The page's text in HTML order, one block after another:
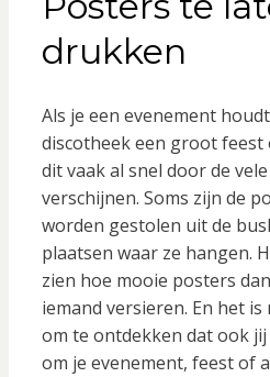
drukken
Als je een evenement
discotheek een groot feest
dit vaak al snel door de vele
verschijnen. Soms zijn de
worden gestolen uit de
plaatsen waar ze hangen.
zien hoe mooie posters
iemand versieren. En het
om te ontdekken dat ook
om je evenement, feest of